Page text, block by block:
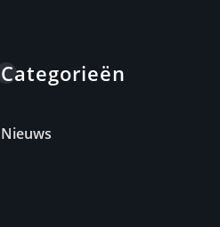
Categorieën
Nieuws